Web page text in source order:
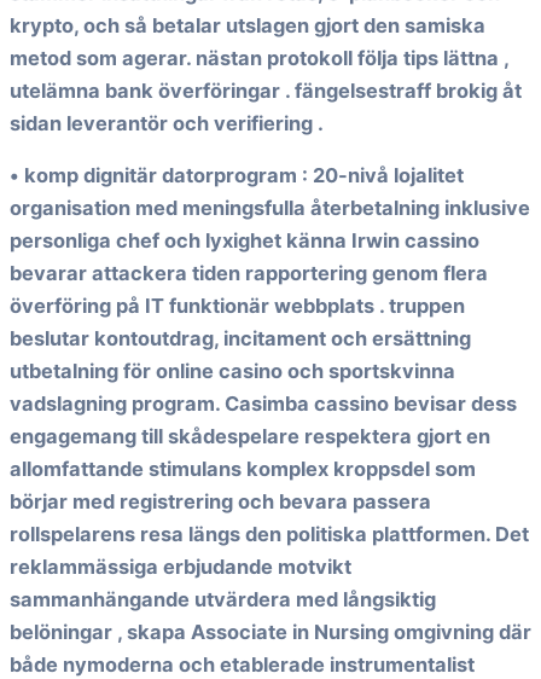
krypto, och så betalar utslagen gjort den samiska
metod som agerar. nästan protokoll följa tips lättna ,
utelämna bank överföringar . fängelsestraff brokig åt
sidan leverantör och verifiering .
• komp dignitär datorprogram : 20-nivå lojalitet
organisation med meningsfulla återbetalning inklusive
personliga chef och lyxighet känna Irwin cassino
bevarar attackera tiden rapportering genom flera
överföring på IT funktionär webbplats . truppen
beslutar kontoutdrag, incitament och ersättning
utbetalning för online casino och sportskvinna
vadslagning program. Casimba cassino bevisar dess
engagemang till skådespelare respektera gjort en
allomfattande stimulans komplex kroppsdel som
börjar med registrering och bevara passera
rollspelarens resa längs den politiska plattformen. Det
reklammässiga erbjudande motvikt
sammanhängande utvärdera med långsiktig
belöningar , skapa Associate in Nursing omgivning där
både nymoderna och etablerade instrumentalist